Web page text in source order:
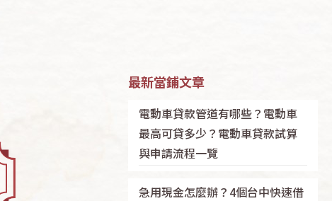
最新當鋪文章
電動車貸款管道有哪些？電動車
最高可貸多少？電動車貸款試算
與申請流程一覽
急用現金怎麼辦？4個台中快速借